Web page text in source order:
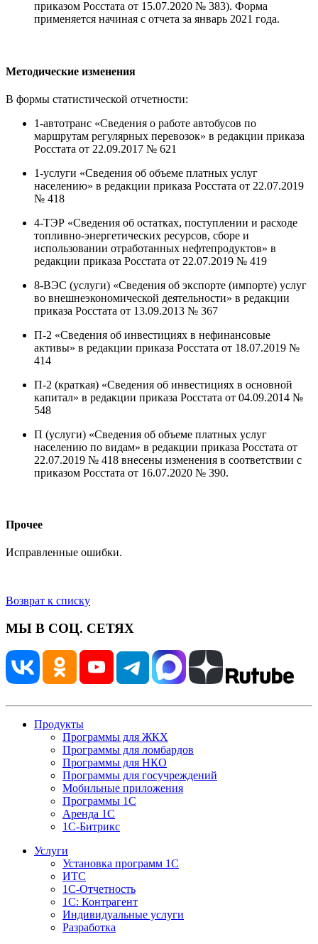
приказом Росстата от 15.07.2020 № 383). Форма
применяется начиная с отчета за январь 2021 года.
Методические изменения
В формы статистической отчетности:
1-автотранс «Сведения о работе автобусов по
маршрутам регулярных перевозок» в редакции приказа
Росстата от 22.09.2017 № 621
1-услуги «Сведения об объеме платных услуг
населению» в редакции приказа Росстата от 22.07.2019
№ 418
4-ТЭР «Сведения об остатках, поступлении и расходе
топливно-энергетических ресурсов, сборе и
использовании отработанных нефтепродуктов» в
редакции приказа Росстата от 22.07.2019 № 419
8-ВЭС (услуги) «Сведения об экспорте (импорте) услуг
во внешнеэкономической деятельности» в редакции
приказа Росстата от 13.09.2013 № 367
П-2 «Сведения об инвестициях в нефинансовые
активы» в редакции приказа Росстата от 18.07.2019 №
414
П-2 (краткая) «Сведения об инвестициях в основной
капитал» в редакции приказа Росстата от 04.09.2014 №
548
П (услуги) «Сведения об объеме платных услуг
населению по видам» в редакции приказа Росстата от
22.07.2019 № 418 внесены изменения в соответствии с
приказом Росстата от 16.07.2020 № 390.
Прочее
Исправленные ошибки.
Возврат к списку
МЫ В СОЦ. СЕТЯХ
Продукты
Программы для ЖКХ
Программы для ломбардов
Программы для НКО
Программы для госучреждений
Мобильные приложения
Программы 1С
Аренда 1С
1С-Битрикс
Услуги
Установка программ 1С
ИТС
1С-Отчетность
1С: Контрагент
Индивидуальные услуги
Разработка